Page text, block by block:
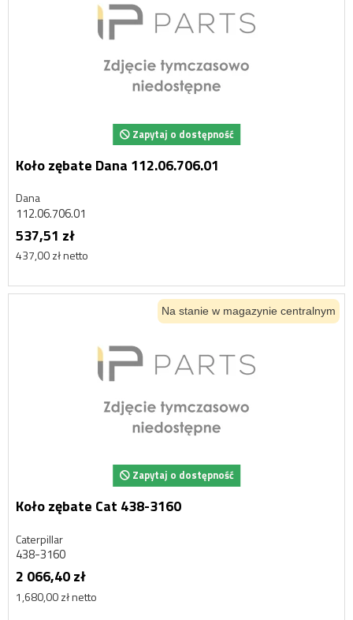
Zapytaj o dostępność
Koło zębate Dana 112.06.706.01
Dana
112.06.706.01
537,51 zł
437,00 zł netto
Na stanie w magazynie centralnym
Zapytaj o dostępność
Koło zębate Cat 438-3160
Caterpillar
438-3160
2 066,40 zł
1,680,00 zł netto